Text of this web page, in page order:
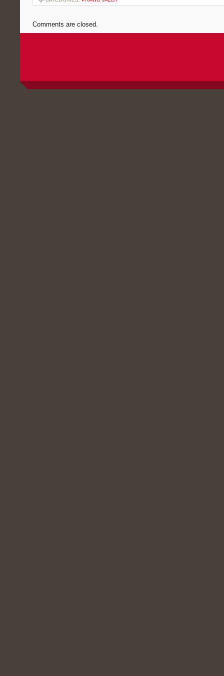
Comments are closed.